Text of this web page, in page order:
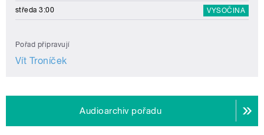
středa 3:00 VYSOČINA
Pořad připravují
Vít Troníček
Audioarchiv pořadu